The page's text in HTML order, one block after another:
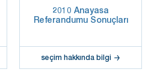
2010 Anayasa
Referandumu Sonuçları
seçim hakkında bilgi